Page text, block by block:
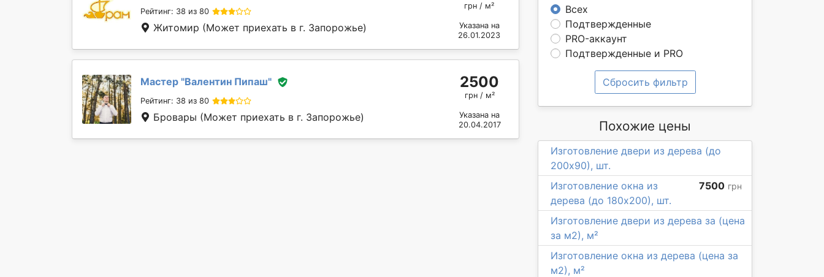
Всех
Подтвержденные
PRO-аккаунт
Подтвержденные и PRO
Сбросить фильтр
Рейтинг: 38 из 80
Житомир (Может приехать в г. Запорожье)
грн / м²
Указана на
26.01.2023
Мастер "Валентин Пипаш"
Рейтинг: 38 из 80
Бровары (Может приехать в г. Запорожье)
2500
грн / м²
Указана на
20.04.2017
Похожие цены
Изготовление двери из дерева (до
200х90), шт.
Изготовление окна из
дерева (до 180х200), шт.
7500 грн
Изготовление двери из дерева за (цена
за м2), м²
Изготовление окна из дерева (цена за
м2), м²